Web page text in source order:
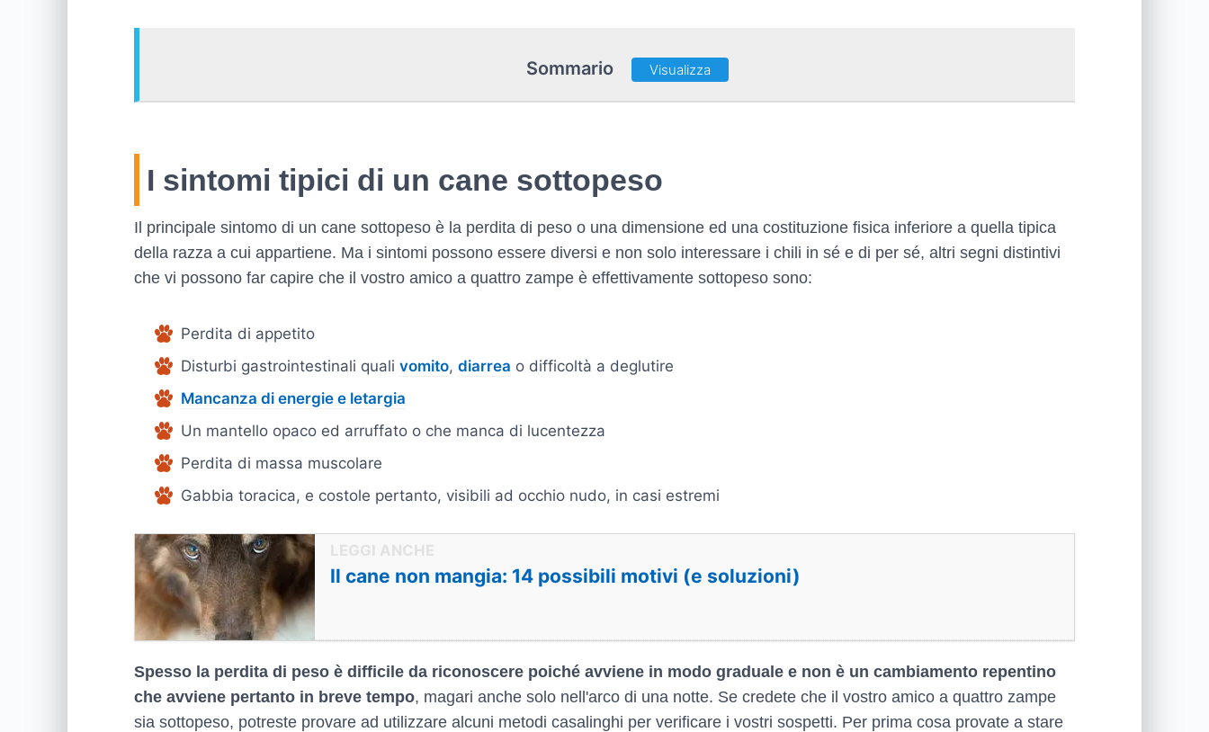
Sommario Visualizza
I sintomi tipici di un cane sottopeso
Il principale sintomo di un cane sottopeso è la perdita di peso o una dimensione ed una costituzione fisica inferiore a quella tipica
della razza a cui appartiene. Ma i sintomi possono essere diversi e non solo interessare i chili in sé e di per sé, altri segni distintivi
che vi possono far capire che il vostro amico a quattro zampe è effettivamente sottopeso sono:
Perdita di appetito
Disturbi gastrointestinali qualivomito,diarrea o difficoltà a deglutire
Mancanza di energie e letargia
Un mantello opaco ed arruffato o che manca di lucentezza
Perdita di massa muscolare
Gabbia toracica, e costole pertanto, visibili ad occhio nudo, in casi estremi
Il cane non mangia: 14 possibili motivi (e soluzioni)
Spesso la perdita di peso è difficile da riconoscere poiché avviene in modo graduale e non è un cambiamento repentino
che avviene pertanto in breve tempo, magari anche solo nell'arco di una notte. Se credete che il vostro amico a quattro zampe
sia sottopeso, potreste provare ad utilizzare alcuni metodi casalinghi per verificare i vostri sospetti. Per prima cosa provate a stare